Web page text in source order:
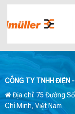
CÔNG TY TNHH ĐIỆN
Địa chỉ: 75 Đường Số
Chí Minh, Việt Nam